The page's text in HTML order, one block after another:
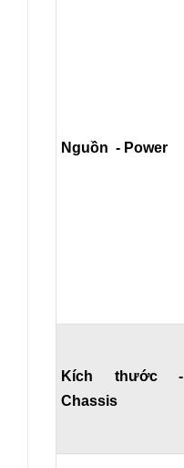
Nguồn - Power
Kích thước -
Chassis